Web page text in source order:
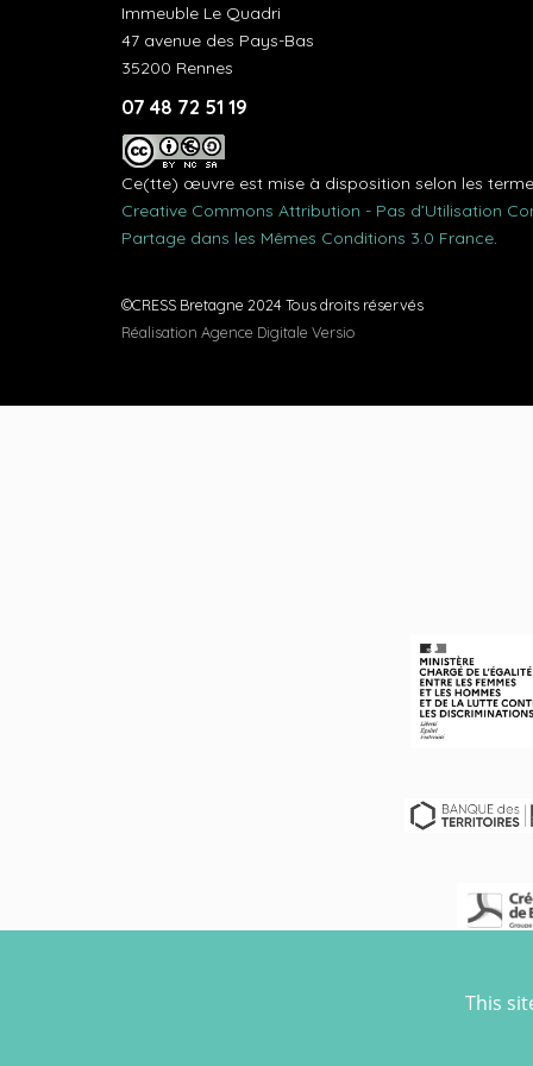
Immeuble Le Quadri
47 avenue des Pays-Bas
35200 Rennes
07 48 72 51 19
Ce(tte) œuvre est mise à disposition selon les
Creative Commons Attribution - Pas d’Utilisation
Partage dans les Mêmes Conditions 3.0 France.
©CRESS Bretagne 2024 Tous droits réservés
Réalisation Agence Digitale Versio
This